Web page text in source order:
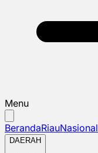
Menu
BerandaRiauNasional
DAERAH